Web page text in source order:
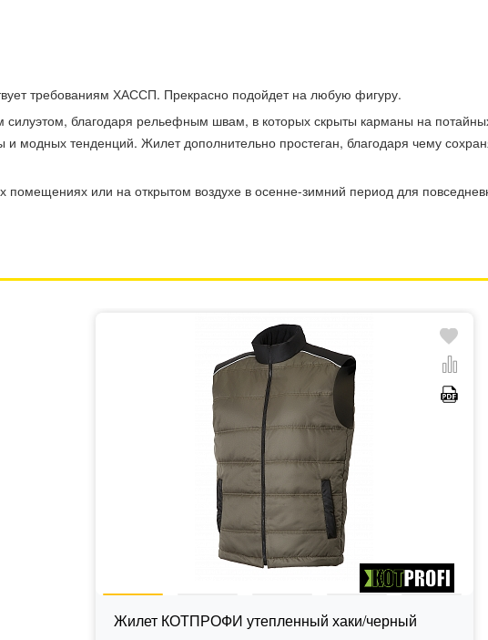
требованиям ХАССП. Прекрасно подойдет на любую фигуру.
силуэтом, благодаря рельефным швам, в которых скрыты карманы на
и модных тенденций. Жилет дополнительно простеган, благодаря чему
или на открытом воздухе в осенне-зимний период для
Жилет КОТПРОФИ утепленный хаки/черный